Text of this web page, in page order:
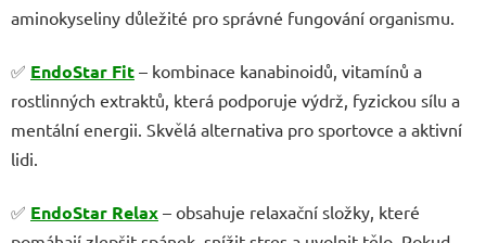
aminokyseliny důležité pro správné fungování organismu.
✅ EndoStar Fit – kombinace kanabinoidů, vitamínů a
rostlinných extraktů, která podporuje výdrž, fyzickou sílu a
mentální energii. Skvělá alternativa pro sportovce a aktivní
lidi.
✅ EndoStar Relax – obsahuje relaxační složky, které